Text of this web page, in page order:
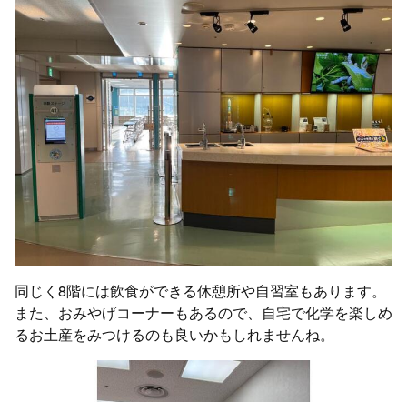
同じく8階には飲食ができる休憩所や自習室もあります。
また、おみやげコーナーもあるので、自宅で化学を楽しめ
るお土産をみつけるのも良いかもしれませんね。